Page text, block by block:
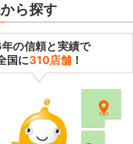
ら探す
年の信頼と実績で
国に310店舗 ！